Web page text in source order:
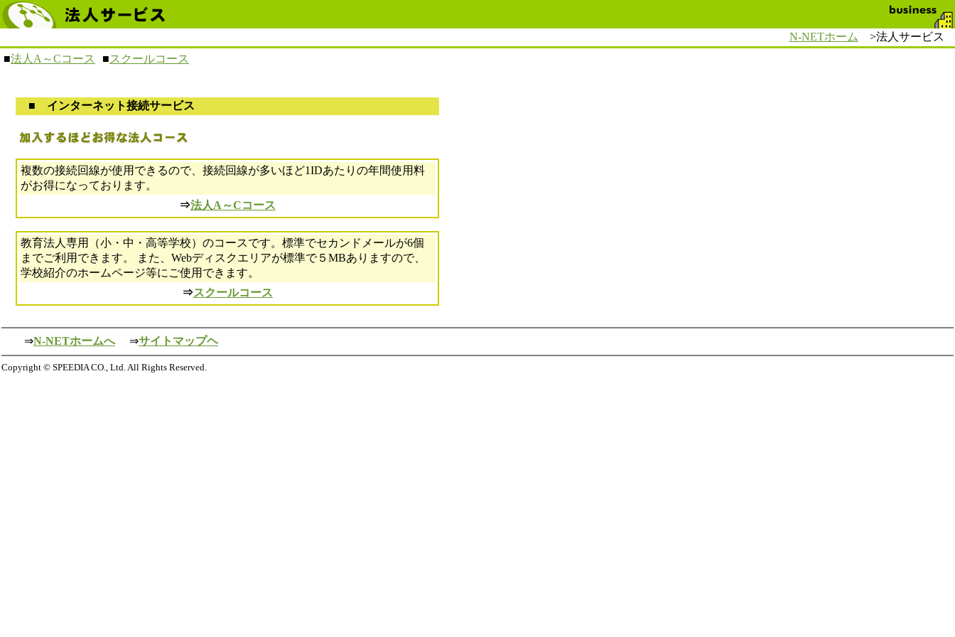
N-NETホーム >法人サービス
■法人A～Cコース ■スクールコース
■ インターネット接続サービス
複数の接続回線が使用できるので、接続回線が多いほど1IDあたりの年間使用料
がお得になっております。
⇒法人A～Cコース
教育法人専用（小・中・高等学校）のコースです。標準でセカンドメールが6個
までご利用できます。 また、Webディスクエリアが標準で５MBありますので、
学校紹介のホームページ等にご使用できます。
⇒スクールコース
⇒N-NETホームへ⇒サイトマップヘ
Copyright © SPEEDIA CO., Ltd. All Rights Reserved.